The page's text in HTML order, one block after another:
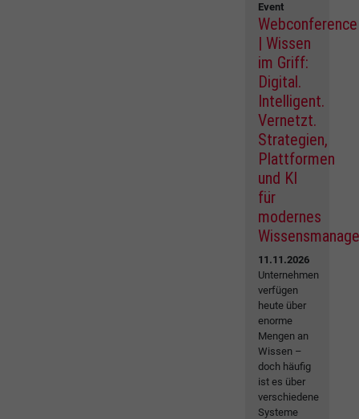
Event
Webconference
| Wissen
im Griff:
Digital.
Intelligent.
Vernetzt.
Strategien,
Plattformen
und KI
für
modernes
11.11.2026
Unternehmen
verfügen
heute über
enorme
Mengen an
Wissen –
doch häufig
ist es über
verschiedene
Systeme